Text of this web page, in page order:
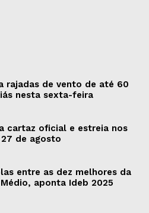
rajadas de vento de até 60
nesta sexta-feira
cartaz oficial e estreia nos
de agosto
entre as dez melhores da
aponta Ideb 2025